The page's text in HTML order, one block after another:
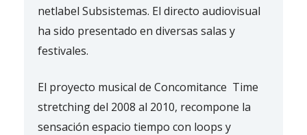
netlabel Subsistemas. El directo audiovisual
ha sido presentado en diversas salas y
festivales.
El proyecto musical de Concomitance Time
stretching del 2008 al 2010, recompone la
sensación espacio tiempo con loops y